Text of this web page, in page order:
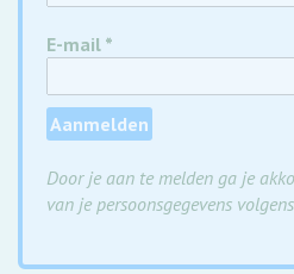
E-mail *
Door je aan te melden ga je
van je persoonsgegevens